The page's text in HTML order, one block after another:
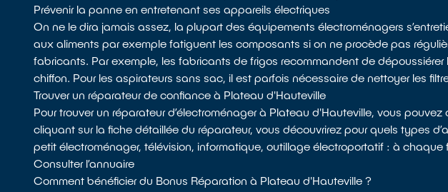
Prévenir la panne en entretenant ses appareils électriques
On ne le dira jamais assez, la plupart des équipements électroménagers
aux aliments par exemple fatiguent les composants si on ne procède pas
fabricants. Par exemple, les fabricants de frigos recommandent de dépoussiérer
chiffon. Pour les aspirateurs sans sac, il est parfois nécessaire de nettoyer les
Trouver un réparateur de confiance à Plateau d'Hauteville
Pour trouver un réparateur d’électroménager à Plateau d'Hauteville, vous
cliquant sur la fiche détaillée du réparateur, vous découvrirez pour quels types
petit électroménager, télévision, informatique, outillage électroportatif : à
Consulter l’annuaire
Comment bénéficier du Bonus Réparation à Plateau d'Hauteville ?